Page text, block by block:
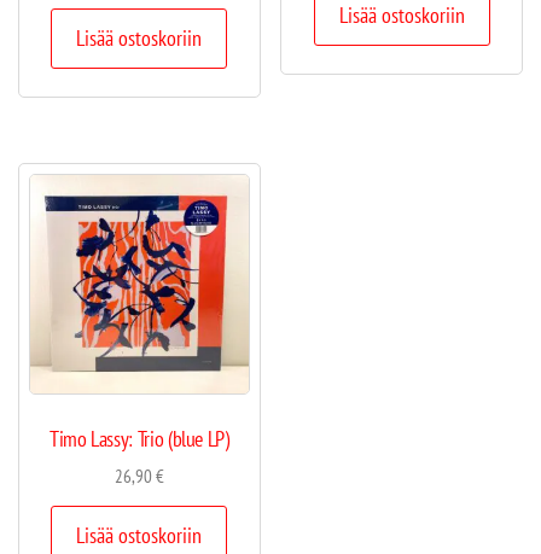
Lisää ostoskoriin
Lisää ostoskoriin
Timo Lassy: Trio (blue LP)
26,90€
Lisää ostoskoriin